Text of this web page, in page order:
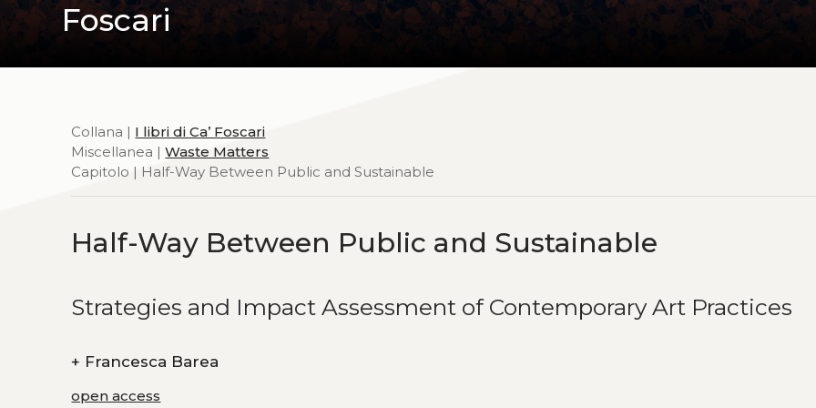
Foscari
Collana | I libri di Ca’ Foscari
Miscellanea |Waste Matters
Capitolo | Half-Way Between Public and Sustainable
Half-Way Between Public and Sustainable
Strategies and Impact Assessment of Contemporary Art Practices
+ Francesca Barea
open access